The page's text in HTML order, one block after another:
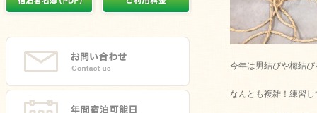
今年は男結びや梅結
なんとも複雑！練習